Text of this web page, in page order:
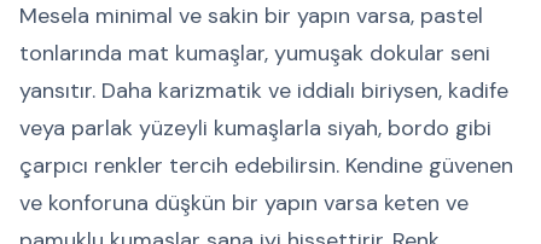
Mesela minimal ve sakin bir yapın varsa, pastel
tonlarında mat kumaşlar, yumuşak dokular seni
yansıtır. Daha karizmatik ve iddialı biriysen, kadife
veya parlak yüzeyli kumaşlarla siyah, bordo gibi
çarpıcı renkler tercih edebilirsin. Kendine güvenen
ve konforuna düşkün bir yapın varsa keten ve